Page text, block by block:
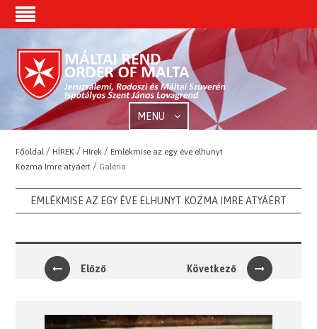
MENU
Főoldal /HÍREK /Hírek /Emlékmise az egy éve elhunyt
Kozma Imre atyáért / Galéria
EMLÉKMISE AZ EGY ÉVE ELHUNYT KOZMA IMRE ATYÁÉRT
Előző Következő